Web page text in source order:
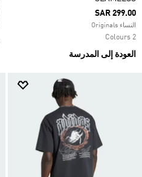
SAR 299.00
النساء Originals
2 Colours
العودة إلى المدرسة